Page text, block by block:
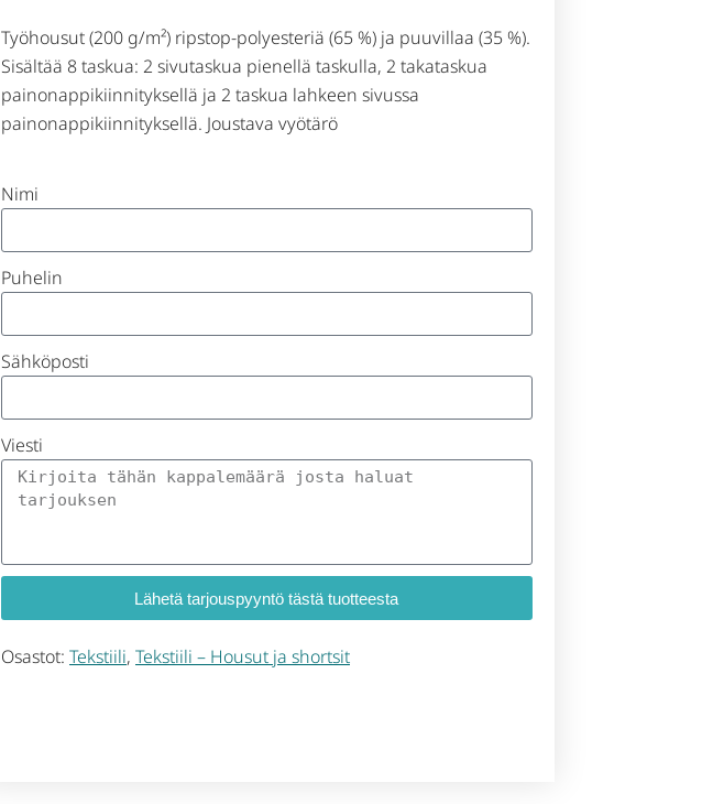
Työhousut (200 g/m²) ripstop-polyesteriä (65 %) ja puuvillaa (35 %).
Sisältää 8 taskua: 2 sivutaskua pienellä taskulla, 2 takataskua
painonappikiinnityksellä ja 2 taskua lahkeen sivussa
painonappikiinnityksellä. Joustava vyötärö
Nimi
Puhelin
Sähköposti
Viesti
Lähetä tarjouspyyntö tästä tuotteesta
Osastot: Tekstiili, Tekstiili – Housut ja shortsit